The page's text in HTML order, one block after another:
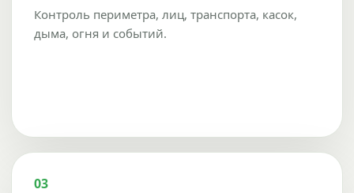
Контроль периметра, лиц, транспорта, касок,
дыма, огня и событий.
03